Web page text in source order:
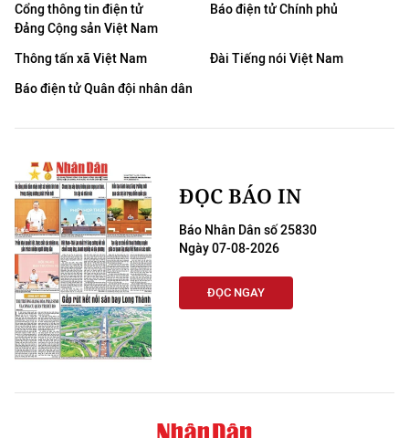
Cổng thông tin điện tử
Đảng Cộng sản Việt Nam
Báo điện tử Chính phủ
Thông tấn xã Việt Nam
Đài Tiếng nói Việt Nam
Báo điện tử Quân đội nhân dân
ĐỌC BÁO IN
Báo Nhân Dân số 25830
Ngày 07-08-2026
ĐỌC NGAY